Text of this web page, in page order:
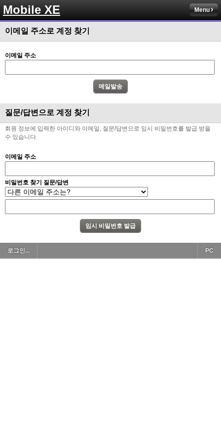
Mobile XE Menu
이메일 주소로 계정 찾기
이메일 주소
질문/답변으로 계정 찾기
회원 정보에 입력한 아이디와 이메일, 질문/답변으로 임시 비밀번호를 발급 받을
수 있습니다.
이메일 주소
비밀번호 찾기 질문/답변
로그인... PC